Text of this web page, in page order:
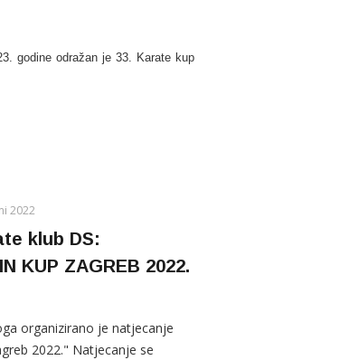
godine odražan je 33. Karate kup
2022
klub DS:
KUP ZAGREB 2022.
organizirano je natjecanje
2022." Natjecanje se